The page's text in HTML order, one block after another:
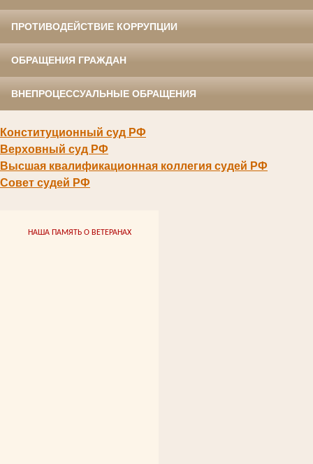
ПРОТИВОДЕЙСТВИЕ КОРРУПЦИИ
ОБРАЩЕНИЯ ГРАЖДАН
ВНЕПРОЦЕССУАЛЬНЫЕ ОБРАЩЕНИЯ
Конституционный суд РФ
Верховный суд РФ
Высшая квалификационная коллегия судей РФ
Совет судей РФ
НАША ПАМЯТЬ О ВЕТЕРАНАХ